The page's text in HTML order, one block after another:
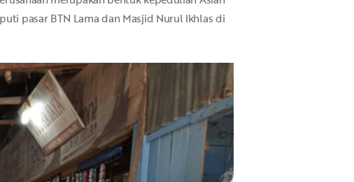
pasar BTN Lama dan Masjid Nurul Ikhlas di